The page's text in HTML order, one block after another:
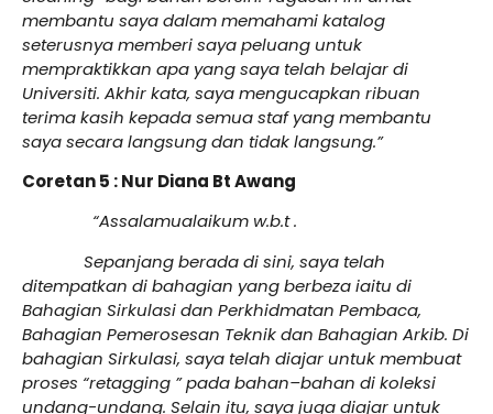
membantu saya dalam memahami katalog
seterusnya memberi saya peluang untuk
mempraktikkan apa yang saya telah belajar di
Universiti. Akhir kata, saya mengucapkan ribuan
terima kasih kepada semua staf yang membantu
saya secara langsung dan tidak langsung.”
Coretan 5 : Nur Diana Bt Awang
“Assalamualaikum w.b.t .
Sepanjang berada di sini, saya telah
ditempatkan di bahagian yang berbeza iaitu di
Bahagian Sirkulasi dan Perkhidmatan Pembaca,
Bahagian Pemerosesan Teknik dan Bahagian Arkib. Di
bahagian Sirkulasi, saya telah diajar untuk membuat
proses “retagging ” pada bahan–bahan di koleksi
undang-undang. Selain itu, saya juga diajar untuk